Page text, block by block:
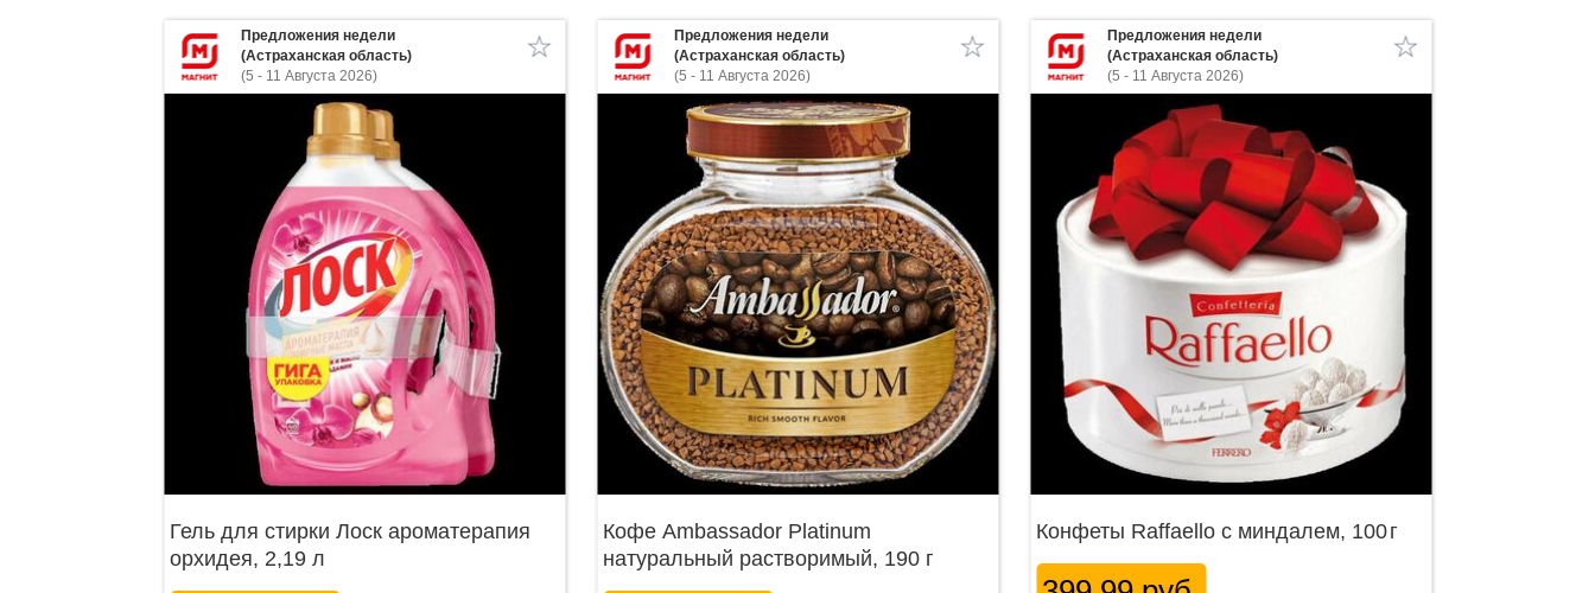
Предложения недели
(Астраханская область)
(5 - 11 Августа 2026)
Гель для стирки Лоск ароматерапия
орхидея, 2,19 л
Предложения недели
(Астраханская область)
(5 - 11 Августа 2026)
Кофе Ambassador Platinum
натуральный растворимый, 190 г
Предложения недели
(Астраханская область)
(5 - 11 Августа 2026)
Конфеты Raffaello с миндалем, 100 г